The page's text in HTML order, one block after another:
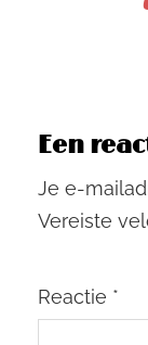
Een
Je e-
Vereiste
Reactie *